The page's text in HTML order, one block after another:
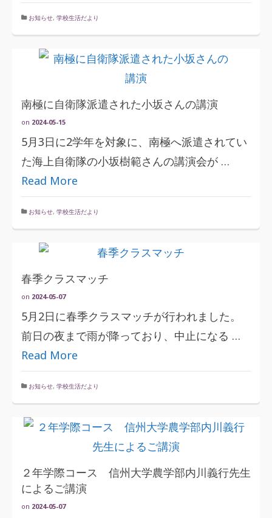
お知らせ, 学校生活だより
南極に自衛隊派遣された小坂さんの講演
on 2024-05-15
5月3日に2学年を対象に、南極へ派遣されてい
た海上自衛隊の小坂樹範さんの講演会が …
Read More
お知らせ, 学校生活だより
春季クラスマッチ
on 2024-05-07
5月2日に春季クラスマッチが行われました。
前日の夜まで雨が降っており、中止になる …
Read More
お知らせ, 学校生活だより
２年学際コース 信州大学農学部内川義行先生
によるご講演
on 2024-05-07